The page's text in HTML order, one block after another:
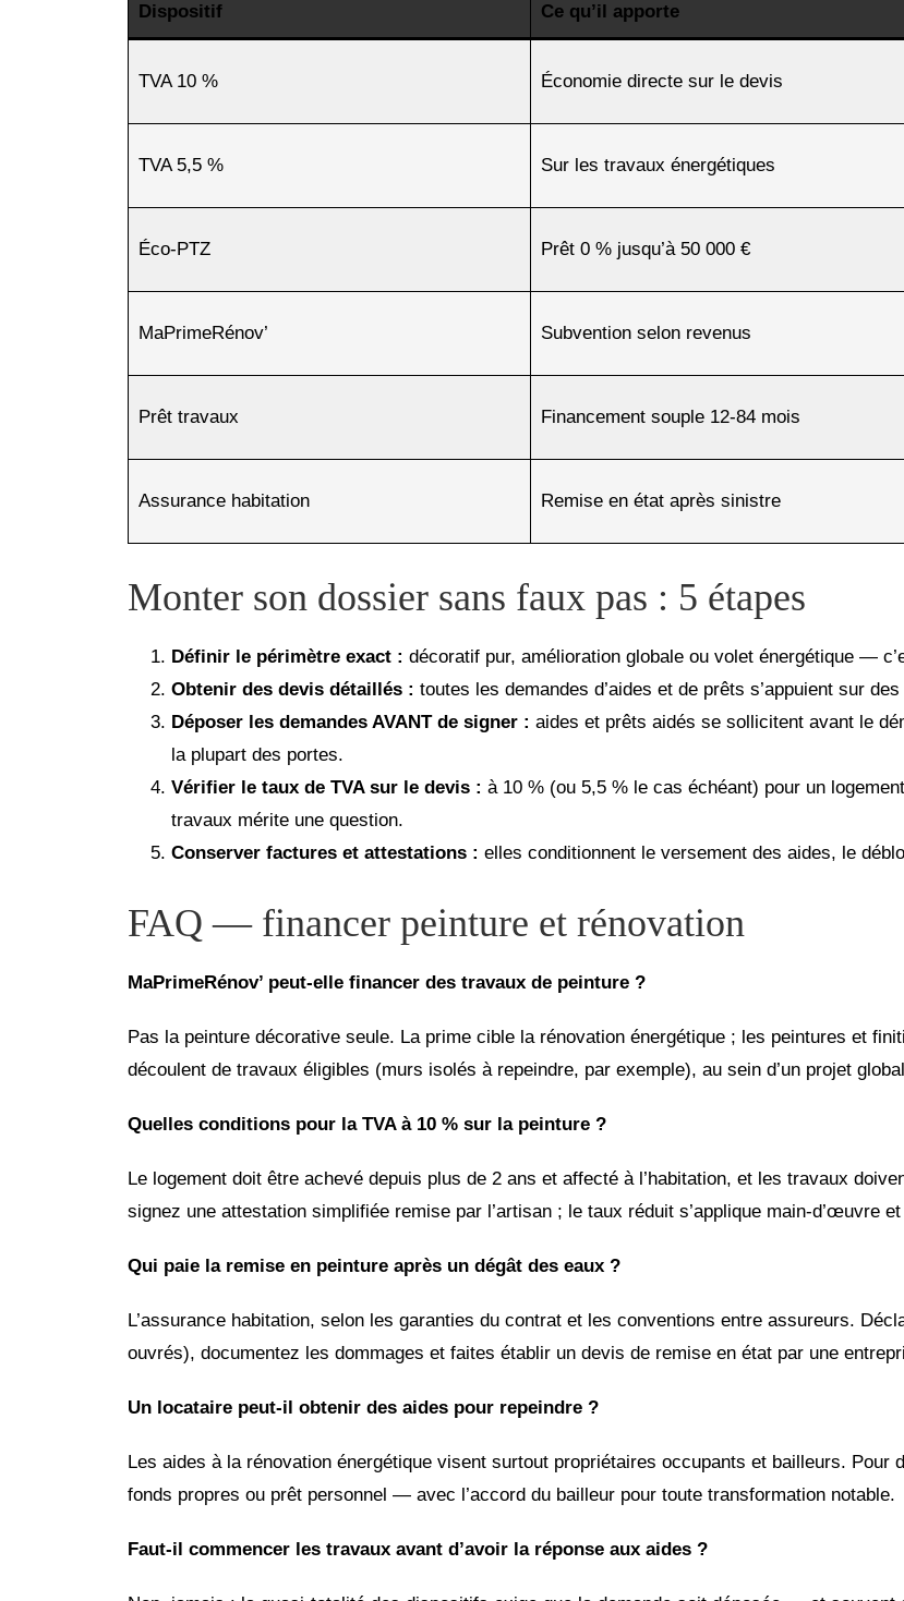
Dispositif Ce qu’il apporte
TVA 10 % Économie directe sur le devis
TVA 5,5 % Sur les travaux énergétiques
Éco-PTZ Prêt 0 % jusqu’à 50 000 €
MaPrimeRénov’ Subvention selon revenus
Prêt travaux Financement souple 12-84 mois
Assurance habitation Remise en état après sinistre
Monter son dossier sans faux pas : 5 étapes
Définir le périmètre exact : décoratif pur, amélioration globale ou volet énergétique —
Obtenir des devis détaillés : toutes les demandes d’aides et de prêts s’appuient sur
Déposer les demandes AVANT de signer : aides et prêts aidés se sollicitent avant le
la plupart des portes.
Vérifier le taux de TVA sur le devis : à 10 % (ou 5,5 % le cas échéant) pour un
travaux mérite une question.
Conserver factures et attestations : elles conditionnent le versement des aides, le
FAQ — financer peinture et rénovation
MaPrimeRénov’ peut-elle financer des travaux de peinture ?
Pas la peinture décorative seule. La prime cible la rénovation énergétique ; les peintures et
découlent de travaux éligibles (murs isolés à repeindre, par exemple), au sein d’un projet
Quelles conditions pour la TVA à 10 % sur la peinture ?
Le logement doit être achevé depuis plus de 2 ans et affecté à l’habitation, et les travaux
signez une attestation simplifiée remise par l’artisan ; le taux réduit s’applique main-d’œuvre
Qui paie la remise en peinture après un dégât des eaux ?
L’assurance habitation, selon les garanties du contrat et les conventions entre assureurs.
ouvrés), documentez les dommages et faites établir un devis de remise en état par une
Un locataire peut-il obtenir des aides pour repeindre ?
Les aides à la rénovation énergétique visent surtout propriétaires occupants et bailleurs. Pour
fonds propres ou prêt personnel — avec l’accord du bailleur pour toute transformation notable.
Faut-il commencer les travaux avant d’avoir la réponse aux aides ?